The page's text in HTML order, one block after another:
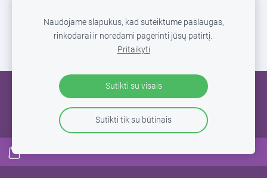
Naudojame slapukus, kad suteiktume paslaugas,
rinkodarai ir norėdami pagerinti jūsų patirtį.
Pritaikyti
Sutikti su visais
Sutikti tik su būtinais